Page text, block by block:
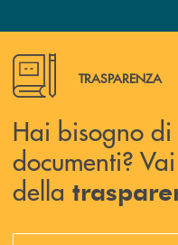
Hai bisogno di alcuni
TRASPARENZA
Hai bisogno di
documenti?
della